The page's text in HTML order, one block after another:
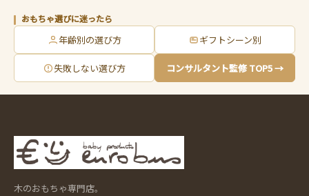
おもちゃ選びに迷ったら
年齢別の選び方 ギフトシーン別
失敗しない選び方 コンサルタント監修 TOP5 →
木のおもちゃ専門店。